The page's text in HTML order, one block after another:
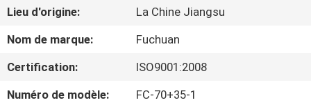
LE
VR
Lieu d'origine:
La Chine Jiangsu
Nom de marque:
Fuchuan
Certification:
ISO9001:2008
Numéro de modèle:
FC-70+35-1